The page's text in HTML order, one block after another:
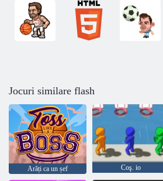
Jocuri similare flash
Arăți ca un șef Coş. io